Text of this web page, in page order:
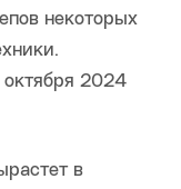
некоторых
октября 2024
в